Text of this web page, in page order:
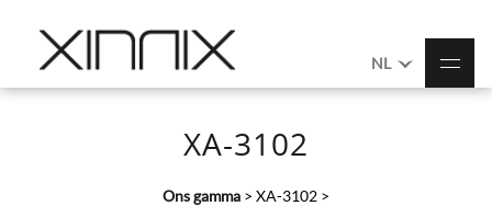
NL
XA-3102
Ons gamma > XA-3102 >